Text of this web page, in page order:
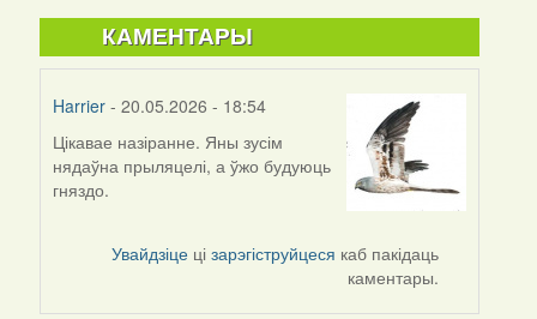
КАМЕНТАРЫ
Harrier - 20.05.2026 - 18:54
Цікавае назіранне. Яны зусім
нядаўна прыляцелі, а ўжо будуюць
гняздо.
Увайдзіце цізарэгіструйцеся каб пакідаць
каментары.